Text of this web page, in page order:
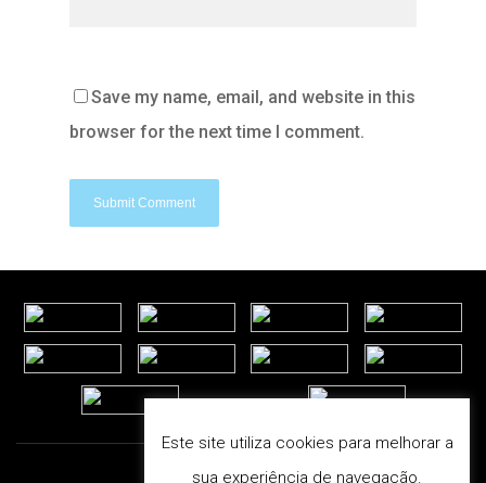
Save my name, email, and website in this
browser for the next time I comment.
Este site utiliza cookies para melhorar a
sua experiência de navegação.